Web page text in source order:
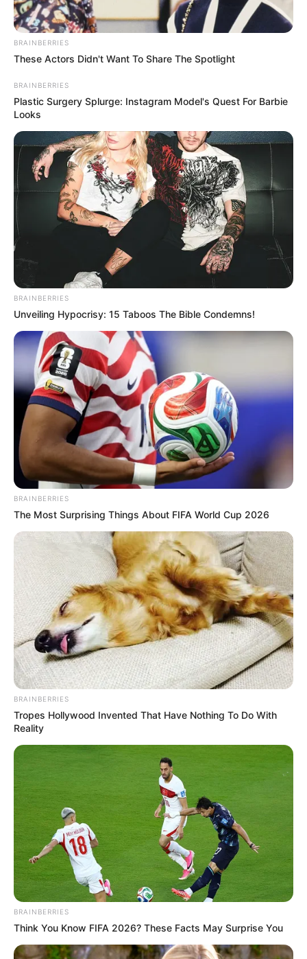
BRAINBERRIES
These Actors Didn't Want To Share The Spotlight
BRAINBERRIES
Plastic Surgery Splurge: Instagram Model's Quest For Barbie
Looks
BRAINBERRIES
Unveiling Hypocrisy: 15 Taboos The Bible Condemns!
BRAINBERRIES
The Most Surprising Things About FIFA World Cup 2026
BRAINBERRIES
Tropes Hollywood Invented That Have Nothing To Do With
Reality
BRAINBERRIES
Think You Know FIFA 2026? These Facts May Surprise You